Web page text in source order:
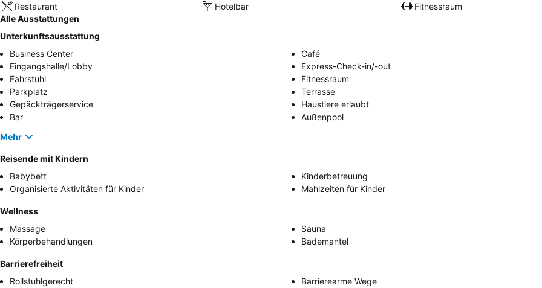
Restaurant Hotelbar
Fitnessraum
Alle Ausstattungen
Unterkunftsausstattung
Business Center
Café
Eingangshalle/Lobby
Express-Check-in/-out
Fahrstuhl
Fitnessraum
Parkplatz
Terrasse
Gepäckträgerservice
Haustiere erlaubt
Bar
Außenpool
Mehr
Reisende mit Kindern
Babybett
Kinderbetreuung
Organisierte Aktivitäten für Kinder
Mahlzeiten für Kinder
Wellness
Massage
Sauna
Körperbehandlungen
Bademantel
Barrierefreiheit
Rollstuhlgerecht
Barrierearme Wege